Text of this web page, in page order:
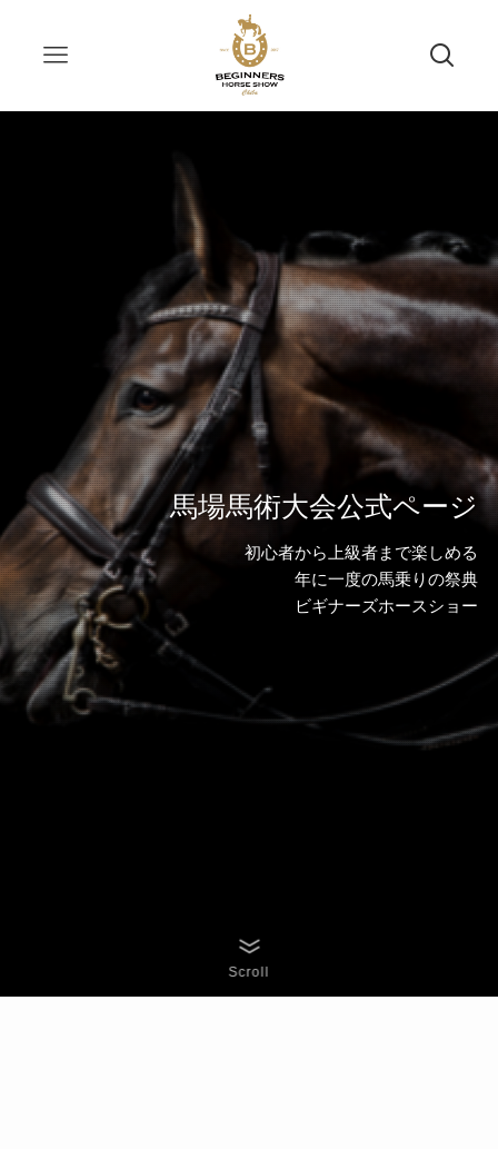
馬場馬術大会公式ページ
初心者から上級者まで楽しめる
年に一度の馬乗りの祭典
ビギナーズホースショー
Scroll